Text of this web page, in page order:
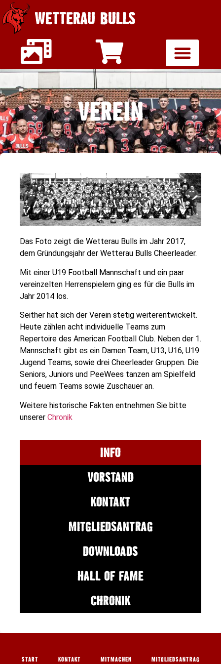
WETTERAU BULLS
VEREIN
Das Foto zeigt die Wetterau Bulls im Jahr 2017,
dem Gründungsjahr der Wetterau Bulls Cheerleader.
Mit einer U19 Football Mannschaft und ein paar
vereinzelten Herrenspielern ging es für die Bulls im
Jahr 2014 los.
Seither hat sich der Verein stetig weiterentwickelt.
Heute zählen acht individuelle Teams zum
Repertoire des American Football Club. Neben der 1.
Mannschaft gibt es ein Damen Team, U13, U16, U19
Jugend Teams, sowie drei Cheerleader Gruppen. Die
Seniors, Juniors und PeeWees tanzen am Spielfeld
und feuern Teams sowie Zuschauer an.
Weitere historische Fakten entnehmen Sie bitte
unserer Chronik
INFO
VORSTAND
KONTAKT
MITGLIEDSANTRAG
DOWNLOADS
HALL OF FAME
CHRONIK
START KONTAKT MITMACHEN MITGLIEDSANTRAG